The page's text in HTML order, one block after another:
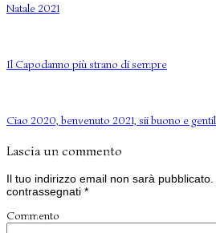
Natale 2021
Il Capodanno più strano di sempre
Ciao 2020, benvenuto 2021, sii buono e
Lascia un commento
Il tuo indirizzo email non sarà pubblicato.
contrassegnati *
Commento